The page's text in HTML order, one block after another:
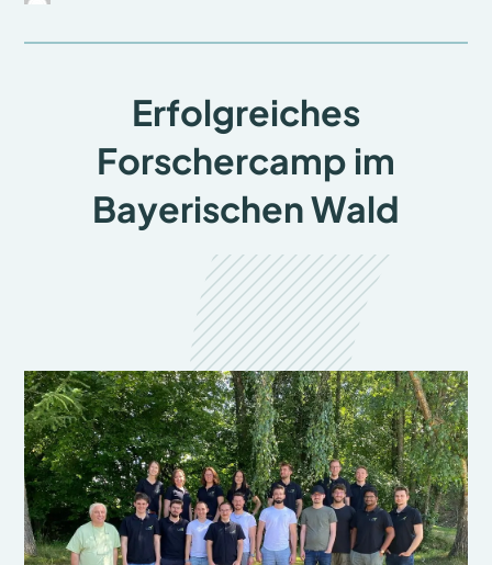
Erfolgreiches
Forschercamp im
Bayerischen Wald